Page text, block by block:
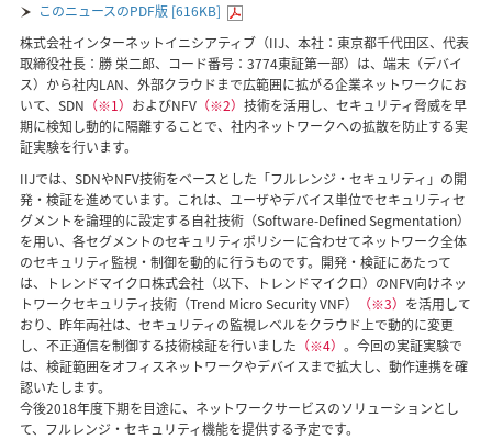
このニュースのPDF版 [616KB]
株式会社インターネットイニシアティブ（IIJ、本社：東京都千代田区、代表
取締役社長：勝 栄二郎、コード番号：3774東証第一部）は、端末（デバイ
ス）から社内LAN、外部クラウドまで広範囲に拡がる企業ネットワークにお
いて、SDN （※1） およびNFV （※2） 技術を活用し、セキュリティ脅威を早
期に検知し動的に隔離することで、社内ネットワークへの拡散を防止する実
証実験を行います。
IIJでは、SDNやNFV技術をベースとした「フルレンジ・セキュリティ」の開
発・検証を進めています。これは、ユーザやデバイス単位でセキュリティセ
グメントを論理的に設定する自社技術（Software-Defined Segmentation）
を用い、各セグメントのセキュリティポリシーに合わせてネットワーク全体
のセキュリティ監視・制御を動的に行うものです。開発・検証にあたって
は、トレンドマイクロ株式会社（以下、トレンドマイクロ）のNFV向けネッ
トワークセキュリティ技術（Trend Micro Security VNF）
（※3） を活用して
おり、昨年両社は、セキュリティの監視レベルをクラウド上で動的に変更
し、不正通信を制御する技術検証を行いました （※4） 。今回の実証実験で
は、検証範囲をオフィスネットワークやデバイスまで拡大し、動作連携を確
認いたします。
今後2018年度下期を目途に、ネットワークサービスのソリューションとし
て、フルレンジ・セキュリティ機能を提供する予定です。